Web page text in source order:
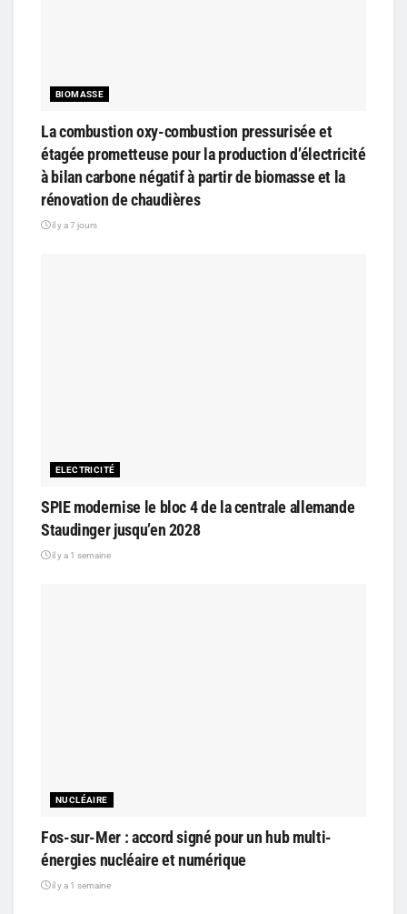
BIOMASSE
La combustion oxy-combustion pressurisée et
étagée prometteuse pour la production d’électricité
à bilan carbone négatif à partir de biomasse et la
rénovation de chaudières
il y a 7 jours
ELECTRICITÉ
SPIE modernise le bloc 4 de la centrale allemande
Staudinger jusqu’en 2028
il y a 1 semaine
NUCLÉAIRE
Fos-sur-Mer : accord signé pour un hub multi-
énergies nucléaire et numérique
il y a 1 semaine